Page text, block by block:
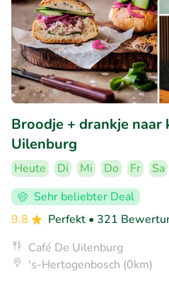
Broodje + drankje naar
Uilenburg
Heute Di Mi Do Fr
Sa
Sehr beliebter Deal
9.8
Perfekt • 321
Café De Uilenburg
's-Hertogenbosch (0km)